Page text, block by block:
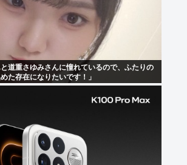
道重さゆみさんに憧れているので、ふたりの
た存在になりたいです！」